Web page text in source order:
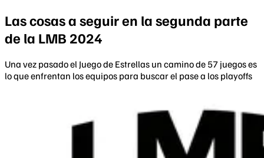
Las cosas a seguir en la segunda parte
de la LMB 2024
Una vez pasado el Juego de Estrellas un camino de 57 juegos es
lo que enfrentan los equipos para buscar el pase a los playoffs